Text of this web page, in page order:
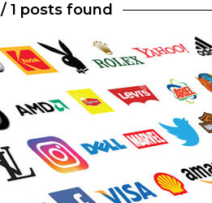
/ 1 posts found